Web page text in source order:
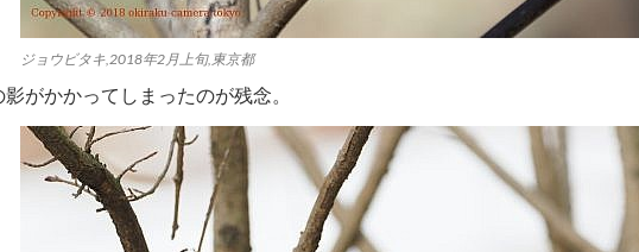
ジョウビタキ,2018年2月上旬,東京都
がかかってしまったのが残念。